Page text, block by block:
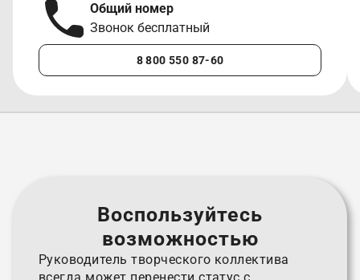
Общий номер
Звонок бесплатный
8 800 550 87-60
Воспользуйтесь
возможностью
Руководитель творческого коллектива